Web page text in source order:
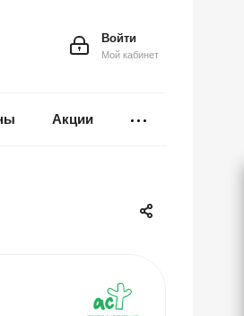
Войти
Мой кабинет
Акции